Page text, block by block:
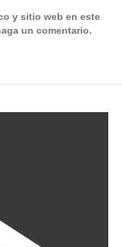
y sitio web en este
un comentario.